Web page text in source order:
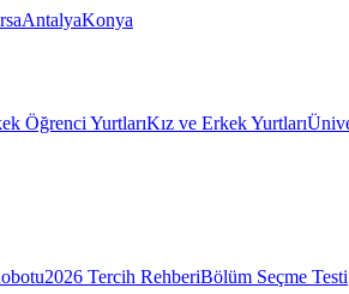
AntalyaKonya
Öğrenci YurtlarıKız ve Erkek Yurtları
2026 Tercih RehberiBölüm Seçme Testi